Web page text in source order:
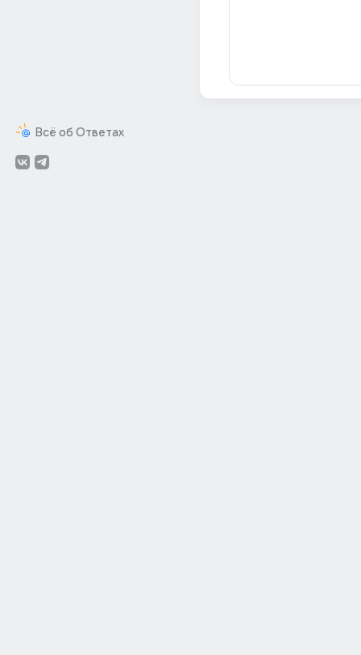
Всё об Ответах